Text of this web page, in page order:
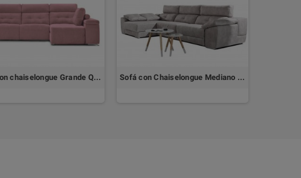
Sofá con chaiselongue Grande QUEEN by ACHE Sofá con Chaiselongue Mediano SAO PAULO